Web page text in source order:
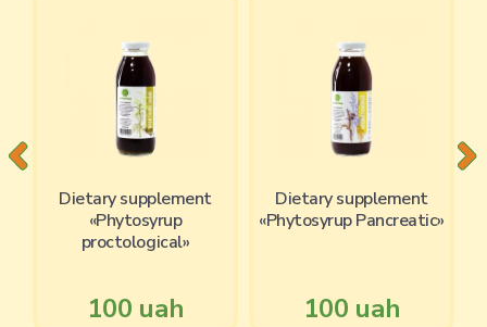
Dietary supplement
«Phytosyrup
proctological»
100 uah
Dietary supplement
«Phytosyrup Pancreatic»
100 uah